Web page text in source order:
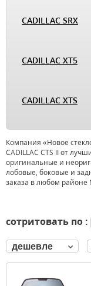
CADILLAC SRX
CADILLAC XT5
CADILLAC XTS
Компания «Новое
CADILLAC CTS II от
оригинальные и
лобовые, боковые и
заказа в любом
сотритовать по :
дешевле